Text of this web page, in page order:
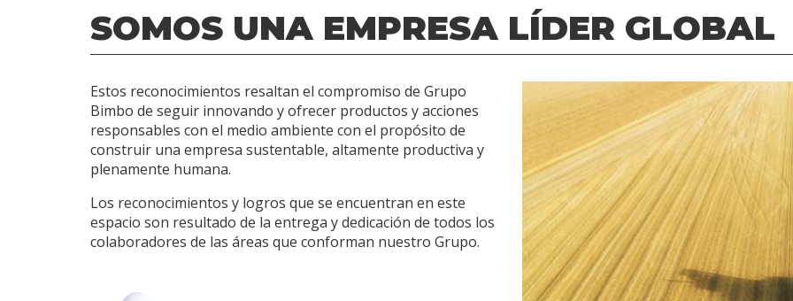
SOMOS UNA EMPRESA LÍDER GLOBAL
Estos reconocimientos resaltan el compromiso de Grupo
Bimbo de seguir innovando y ofrecer productos y acciones
responsables con el medio ambiente con el propósito de
construir una empresa sustentable, altamente productiva y
plenamente humana.
Los reconocimientos y logros que se encuentran en este
espacio son resultado de la entrega y dedicación de todos los
colaboradores de las áreas que conforman nuestro Grupo.